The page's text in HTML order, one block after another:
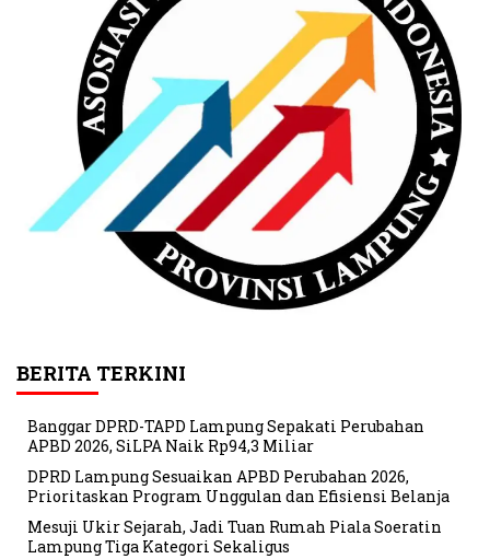
BERITA TERKINI
Banggar DPRD-TAPD Lampung Sepakati Perubahan
APBD 2026, SiLPA Naik Rp94,3 Miliar
DPRD Lampung Sesuaikan APBD Perubahan 2026,
Prioritaskan Program Unggulan dan Efisiensi Belanja
Mesuji Ukir Sejarah, Jadi Tuan Rumah Piala Soeratin
Lampung Tiga Kategori Sekaligus